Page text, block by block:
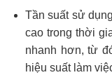
Tần suất sử
cao trong thời
nhanh hơn, từ
hiệu suất làm